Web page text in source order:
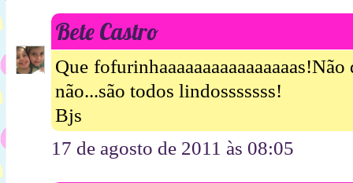
Bete Castro
Que
não...são todos lindosssssss!
Bjs
17 de agosto de 2011 às 08:05